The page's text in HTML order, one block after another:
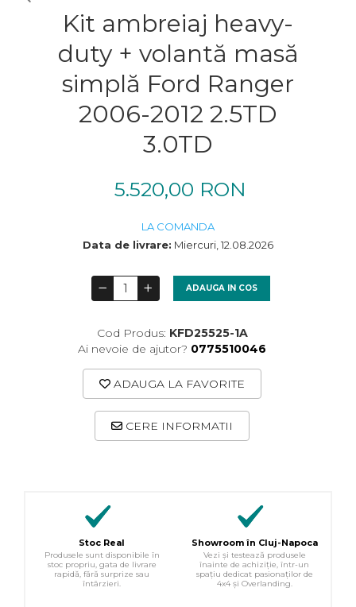
Kit ambreiaj heavy-
duty + volantă masă
simplă Ford Ranger
2006-2012 2.5TD
3.0TD
5.520,00 RON
LA COMANDA
Data de livrare: Miercuri, 12.08.2026
ADAUGA IN COS
Cod Produs: KFD25525-1A
Ai nevoie de ajutor? 0775510046
ADAUGA LA FAVORITE
CERE INFORMATII
Stoc Real
Produsele sunt disponibile în
stoc propriu, gata de livrare
rapidă, fără surprize sau
întârzieri.
Showroom în Cluj-Napoca
Vezi și testează produsele
înainte de achiziție, într-un
spațiu dedicat pasionaților de
4x4 și Overlanding.